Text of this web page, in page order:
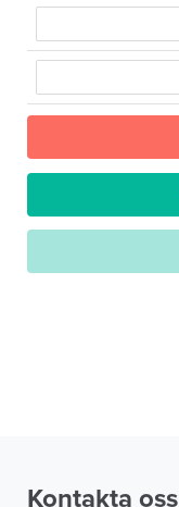
Kontakta oss